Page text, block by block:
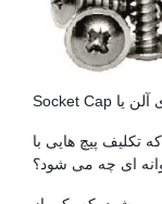
که تکلیف پیچ هایی با
ای چه می شود؟